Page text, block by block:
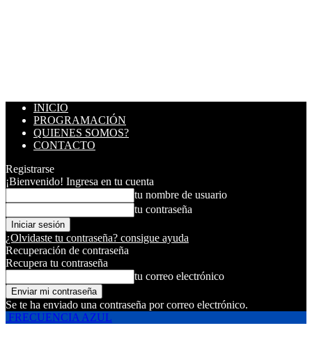
INICIO
PROGRAMACIÓN
QUIENES SOMOS?
CONTACTO
Registrarse
¡Bienvenido! Ingresa en tu cuenta
tu nombre de usuario
tu contraseña
¿Olvidaste tu contraseña? consigue ayuda
Recuperación de contraseña
Recupera tu contraseña
tu correo electrónico
Se te ha enviado una contraseña por correo electrónico.
FRECUENCIA AZUL